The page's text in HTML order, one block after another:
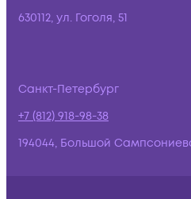
630112, ул. Гоголя, 51
Санкт-Петербург
+7 (812) 918-98-38
194044, Большой